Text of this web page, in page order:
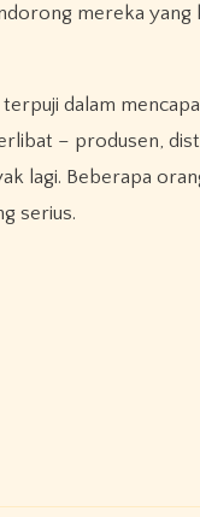
mereka
dalam
– produsen,
lagi. Beberapa
serius.